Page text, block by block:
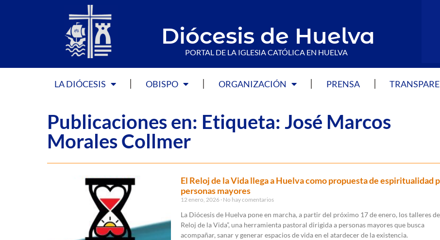
Diócesis de Huelva
PORTAL DE LA IGLESIA CATÓLICA EN HUELVA
LA DIÓCESIS OBISPO ORGANIZACIÓN PRENSA
Publicaciones en: Etiqueta: José Marcos
Morales Collmer
El Reloj de la Vida llega a Huelva como propuesta de espiritualidad
personas mayores
12 enero, 2026 No hay comentarios
La Diócesis de Huelva pone en marcha, a partir del próximo 17 de enero, los talleres de
Reloj de la Vida”, una herramienta pastoral dirigida a personas mayores que busca
acompañar, sanar y generar espacios de vida en el atardecer de la existencia.